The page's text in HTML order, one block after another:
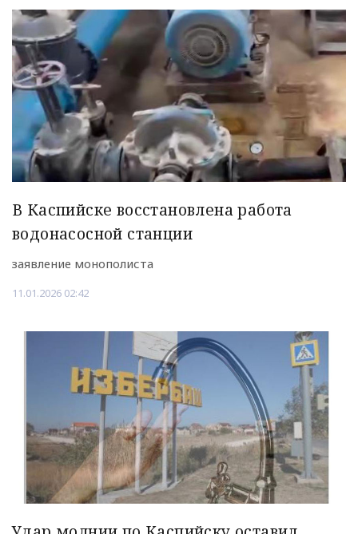
В Каспийске восстановлена работа
водонасосной станции
заявление монополиста
11.01.2026 02:42